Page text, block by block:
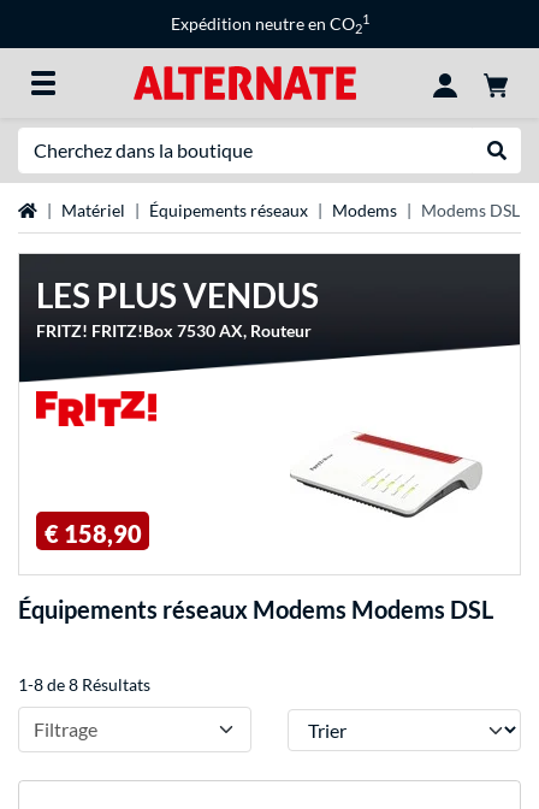
Expédition neutre en CO2
1
Page d'accueil
Matériel Équipements réseaux Modems Modems DSL
LES PLUS VENDUS
FRITZ! FRITZ!Box 7530 AX, Routeur
€ 158,90
Équipements réseaux Modems Modems DSL
1-8 de 8 Résultats
Filtrage Trier